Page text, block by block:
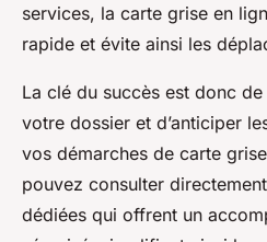
services, la carte grise en
rapide et évite ainsi les
La clé du succès est donc
votre dossier et d’anticiper
vos démarches de carte
pouvez consulter
dédiées qui offrent un